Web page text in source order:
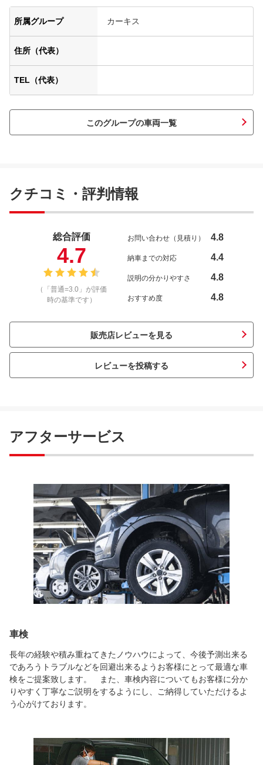
所属グループ カーキス
住所（代表）
TEL（代表）
このグループの車両一覧
クチコミ・評判情報
総合評価
4.7
（「普通=3.0」が評価
時の基準です）
お問い合わせ（見積り） 4.8
納車までの対応 4.4
説明の分かりやすさ 4.8
おすすめ度 4.8
販売店レビューを見る
レビューを投稿する
アフターサービス
車検
長年の経験や積み重ねてきたノウハウによって、今後予測出来る
であろうトラブルなどを回避出来るようお客様にとって最適な車
検をご提案致します。 また、車検内容についてもお客様に分か
りやすく丁寧なご説明をするようにし、ご納得していただけるよ
う心がけております。